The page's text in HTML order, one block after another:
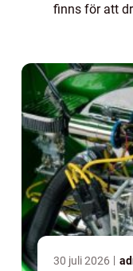
finns för att
30 juli 2026